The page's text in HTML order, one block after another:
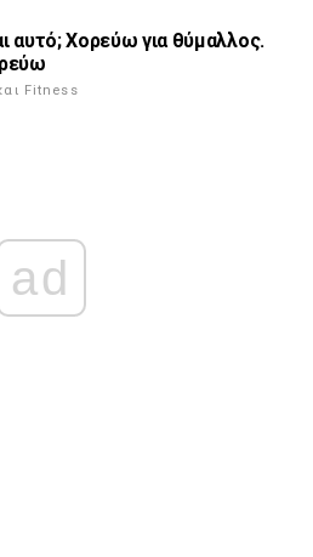
αυτό; Χορεύω για θύμαλλος.
Fitness
ad